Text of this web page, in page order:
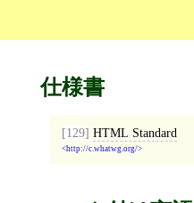
仕様書
[129] HTML Standard
http://c.whatwg.org/